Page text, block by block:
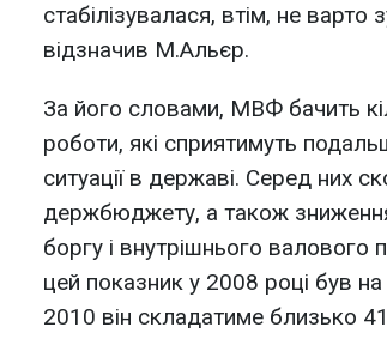
стабілізувалася, втім, не
відзначив М.Альєр.
За його словами, МВФ бачить
роботи, які сприятимуть
ситуації в державі. Серед них
держбюджету, а також
боргу і внутрішнього
цей показник у 2008 році був
2010 він складатиме близько